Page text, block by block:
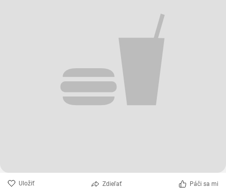
Uložiť Zdieľať Páči sa mi